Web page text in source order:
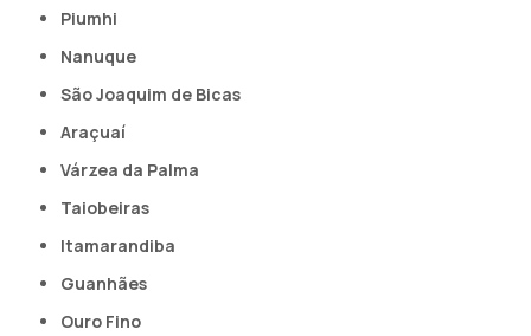
Piumhi
Nanuque
São Joaquim de Bicas
Araçuaí
Várzea da Palma
Taiobeiras
Itamarandiba
Guanhães
Ouro Fino